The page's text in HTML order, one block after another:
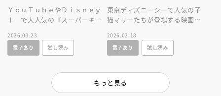
ＹｏｕＴｕｂｅやＤｉｓｎｅｙ
＋ で大人気の『スーパーキテ
場！ 読みきかせや、はじめて
のひとり読みに！
2026.03.23
電子あり
試し読み
東京ディズニーシーで人気の子
猫マリーたちが登場する映画
す。原作を知るとさらにパーク
を楽しめます！
2026.02.18
電子あり
試し読み
もっと見る